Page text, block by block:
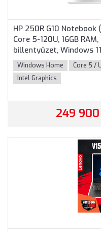
HP 250R G10 Notebook
Core 5-120U, 16GB
billentyűzet, Windows
Ezüstszürke színben
Windows Home Core 5 /
Intel Graphics
249